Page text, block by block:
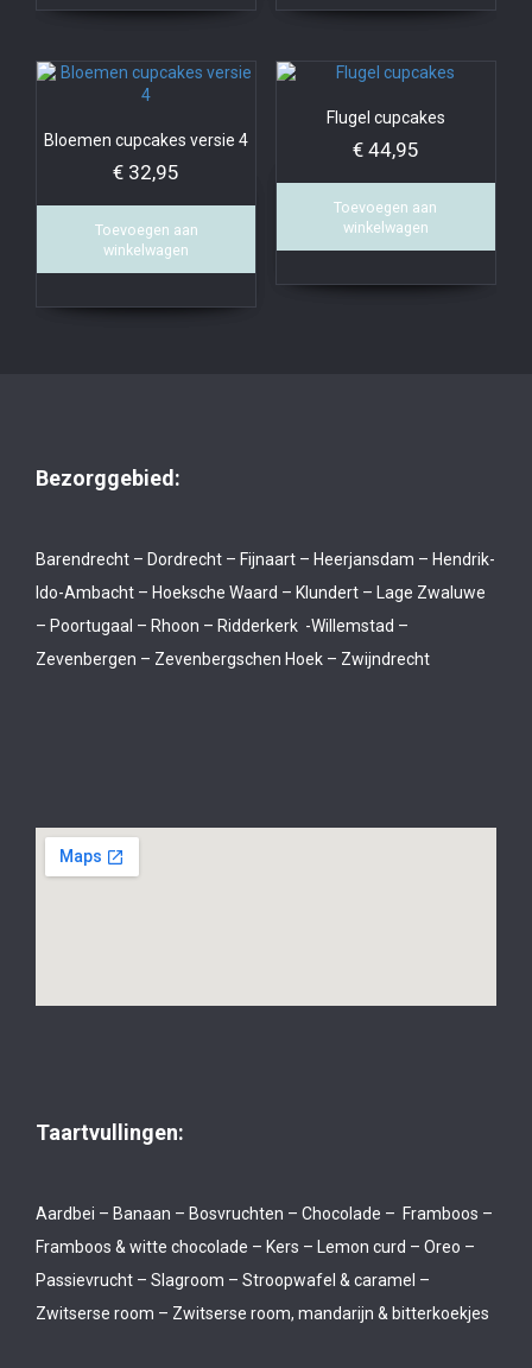
Bloemen cupcakes versie 4
€ 32,95
Toevoegen aan
winkelwagen
Flugel cupcakes
€44,95
Toevoegen aan
winkelwagen
Bezorggebied:
Barendrecht – Dordrecht – Fijnaart – Heerjansdam – Hendrik-
Ido-Ambacht – Hoeksche Waard – Klundert – Lage Zwaluwe
– Poortugaal – Rhoon – Ridderkerk -Willemstad –
Zevenbergen – Zevenbergschen Hoek – Zwijndrecht
Taartvullingen:
Aardbei – Banaan – Bosvruchten – Chocolade – Framboos –
Framboos & witte chocolade – Kers – Lemon curd – Oreo –
Passievrucht – Slagroom – Stroopwafel & caramel –
Zwitserse room – Zwitserse room, mandarijn & bitterkoekjes